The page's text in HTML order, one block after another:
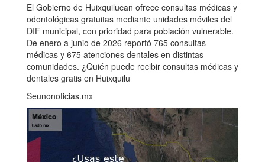
El Gobierno de Huixquilucan ofrece consultas médicas y
odontológicas gratuitas mediante unidades móviles del
DIF municipal, con prioridad para población vulnerable.
De enero a junio de 2026 reportó 765 consultas
médicas y 675 atenciones dentales en distintas
comunidades. ¿Quién puede recibir consultas médicas y
dentales gratis en Huixquilu
Seunonoticias.mx